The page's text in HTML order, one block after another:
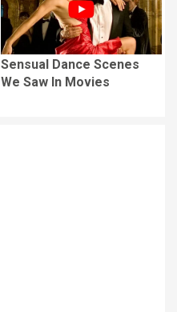
Sensual Dance Scenes
We Saw In Movies